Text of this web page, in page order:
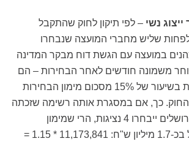
נשי – לפי תיקון לחוק שהתקבל
שלפחות שליש מחברי המועצה שנבחרו
במועצה עם הגשת דוח מבקר המדינה
משמונה חודשים לאחר הבחירות – הם
נשים, תזכה לתוספת בשיעור של 15% מסכום מימון הבחירות
החוק. כך, אם במסגרת אותה רשימה שזכתה
בעשרה מושבים בירושלים ייבחרו 4 נציגות, הרי שמימון
המפלגות שלה יגדל בכ-1.7 מיליון ש"ח: 11,173,841 * 1.15 =